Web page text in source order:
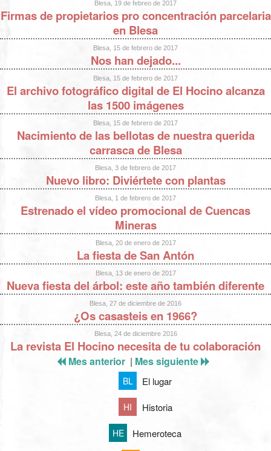
Blesa, 19 de febreo de 2017
Firmas de propietarios pro concentración parcelaria
en Blesa
Blesa, 15 de febrero de 2017
Nos han dejado...
Blesa, 15 de febrero de 2017
El archivo fotográfico digital de El Hocino alcanza
las 1500 imágenes
Blesa, 15 de febrero de 2017
Nacimiento de las bellotas de nuestra querida
carrasca de Blesa
Blesa, 3 de febrero de 2017
Nuevo libro: Diviértete con plantas
Blesa, 1 de febrero de 2017
Estrenado el vídeo promocional de Cuencas
Mineras
Blesa, 20 de enero de 2017
La fiesta de San Antón
Blesa, 13 de enero de 2017
Nueva fiesta del árbol: este año también diferente
Blesa, 27 de diciembre de 2016
¿Os casasteis en 1966?
Blesa, 24 de diciembre 2016
La revista El Hocino necesita de tu colaboración
Mes anterior| Mes siguiente
BL El lugar
HI Historia
HE Hemeroteca